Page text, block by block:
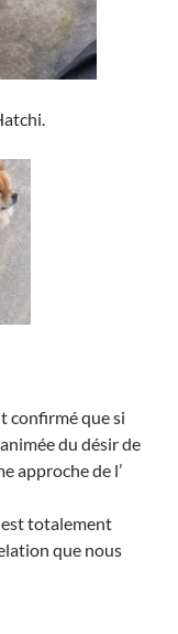
confirmé que si
du désir de
approche de l’
totalement
que nous